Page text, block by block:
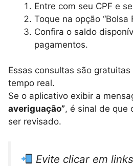
Entre com seu CPF e
Toque na opção “Bolsa
Confira o saldo
pagamentos.
Essas consultas são
tempo real.
Se o aplicativo exibir a
averiguação”, é sinal de que
ser revisado.
Evite clicar em